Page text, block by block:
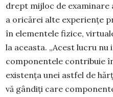
drept mijloc de examinare
a oricărei alte experiențe
în elementele fizice,
la aceasta. „Acest lucru
componentele contribuie
existența unei astfel de
vă gândiți care